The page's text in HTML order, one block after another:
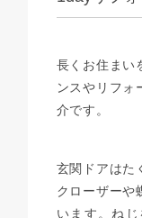
長くお住まい
ンスやリフォ
介です。
玄関ドアはた
クローザーや
います。ね